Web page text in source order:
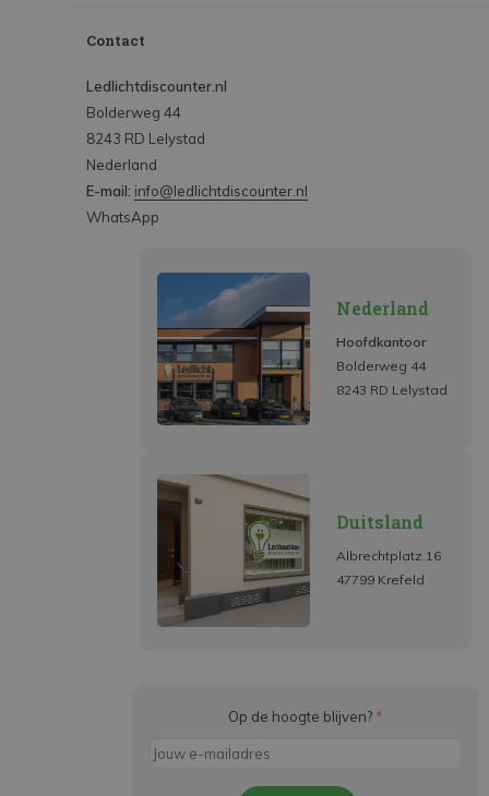
Contact
Ledlichtdiscounter.nl
Bolderweg 44
8243 RD Lelystad
Nederland
E-mail: info@ledlichtdiscounter.nl
WhatsApp
Nederland
Hoofdkantoor
Bolderweg 44
8243 RD Lelystad
Duitsland
Albrechtplatz 16
47799 Krefeld
Op de hoogte blijven? *